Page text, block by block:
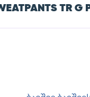
TR G